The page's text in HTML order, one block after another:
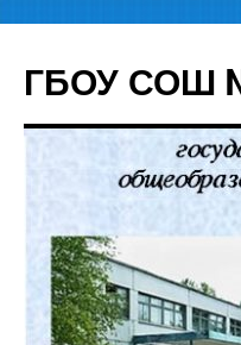
ГБОУ СОШ